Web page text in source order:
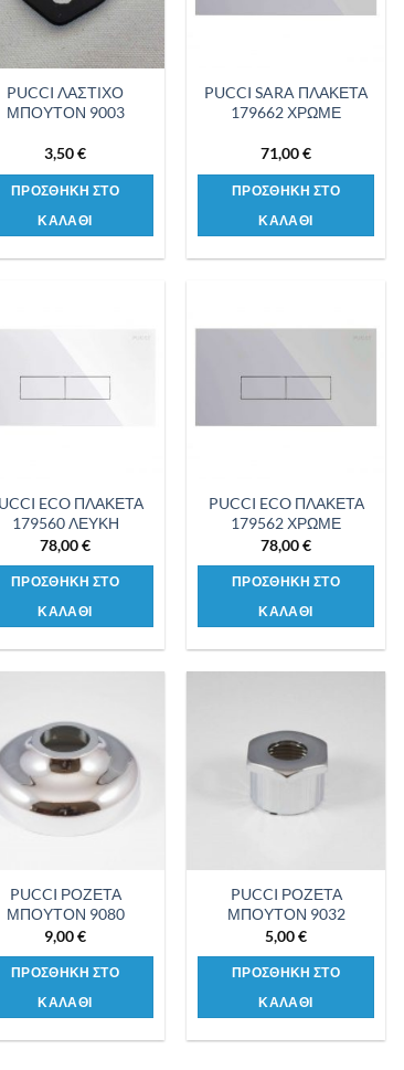
PUCCI ΛΑΣΤΙΧΟ
ΜΠΟΥΤΟΝ 9003
3,50€
ΠΡΟΣΘΗΚΗ ΣΤΟ
ΚΑΛΑΘΙ
PUCCI SARA ΠΛΑΚΕΤΑ
179662 ΧΡΩΜΕ
71,00€
ΠΡΟΣΘΗΚΗ ΣΤΟ
ΚΑΛΑΘΙ
ECO ΠΛΑΚΕΤΑ
179560 ΛΕΥΚΗ
78,00€
ΠΡΟΣΘΗΚΗ ΣΤΟ
ΚΑΛΑΘΙ
PUCCI ECO ΠΛΑΚΕΤΑ
179562 ΧΡΩΜΕ
78,00€
ΠΡΟΣΘΗΚΗ ΣΤΟ
ΚΑΛΑΘΙ
Προσθήκη
στη λίστα
επιθυμιών
PUCCI ΡΟΖΕΤΑ
ΜΠΟΥΤΟΝ 9080
9,00€
ΠΡΟΣΘΗΚΗ ΣΤΟ
ΚΑΛΑΘΙ
Προσθήκη
στη λίστα
επιθυμιών
PUCCI ΡΟΖΕΤΑ
ΜΠΟΥΤΟΝ 9032
5,00€
ΠΡΟΣΘΗΚΗ ΣΤΟ
ΚΑΛΑΘΙ